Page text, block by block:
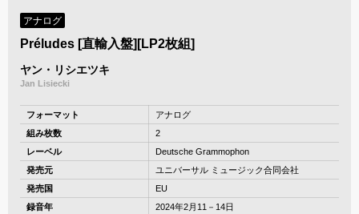
アナログ
Préludes [直輸入盤][LP2枚組]
ヤン・リシエツキ
Jan Lisiecki
フォーマット
アナログ
組み枚数
2
レーベル
Deutsche Grammophon
発売元
ユニバーサル ミュージック合同会社
発売国
EU
録音年
2024年2月11－14日